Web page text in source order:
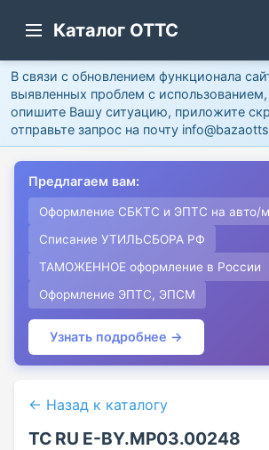
Каталог ОТТС
В связи с обновлением функционала
выявленных проблем с
опишите Вашу ситуацию, приложите
отправьте запрос на почту
Предлагаем вам:
Оформление СБКТС и ЭПТС на авто/
Списание УТИЛЬСБОРА РФ
ТАМОЖЕННОЕ оформление в России
Оформление ЭПТС, ЭПСМ
Узнать подробнее →
← Назад к каталогу
ТС RU Е-BY.МР03.00248